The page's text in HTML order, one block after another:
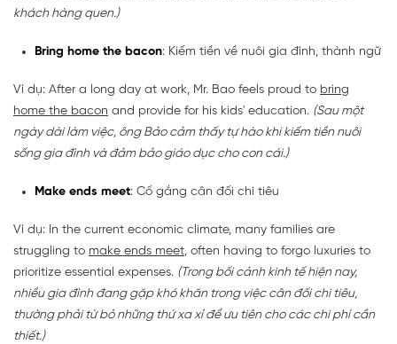
khách hàng quen.)
Bring home the bacon: Kiếm tiền về nuôi gia đình, thành ngữ
Ví dụ: After a long day at work, Mr. Bao feels proud to bring
home the bacon and provide for his kids' education. (Sau một
ngày dài làm việc, ông Bảo cảm thấy tự hào khi kiếm tiền nuôi
sống gia đình và đảm bảo giáo dục cho con cái.)
Make ends meet: Cố gắng cân đối chi tiêu
Ví dụ: In the current economic climate, many families are
struggling to make ends meet, often having to forgo luxuries to
prioritize essential expenses. (Trong bối cảnh kinh tế hiện nay,
nhiều gia đình đang gặp khó khăn trong việc cân đối chi tiêu,
thường phải từ bỏ những thứ xa xỉ để ưu tiên cho các chi phí cần
thiết.)